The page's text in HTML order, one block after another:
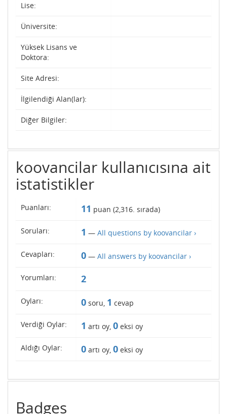
Lise:
Üniversite:
Yüksek Lisans ve
Doktora:
Site Adresi:
İlgilendiği Alan(lar):
Diğer Bilgiler:
koovancilar kullanıcısına ait
istatistikler
Puanları: 11 puan (2,316. sırada)
Soruları: 1 — All questions by koovancilar ›
Cevapları: 0 — All answers by koovancilar ›
Yorumları: 2
Oyları: 0 soru, 1 cevap
Verdiği Oylar: 1 artı oy, 0 eksi oy
Aldığı Oylar: 0 artı oy, 0 eksi oy
Badges